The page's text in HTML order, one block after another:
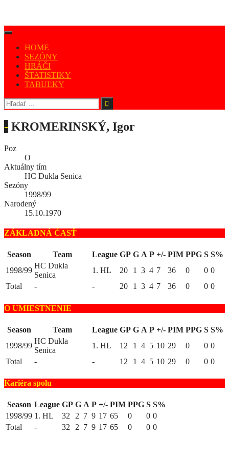
HOME
SEZÓNY
HRÁČI
ŠTATISTIKY
TABUĽKY
- KROMERINSKÝ, Igor
Poz
O
Aktuálny tím
HC Dukla Senica
Sezóny
1998/99
Narodený
15.10.1970
ZÁKLADNÁ ČASŤ
Season Team League GP G A P +/- PIM PPG S S%
1998/99
HC Dukla
Senica
1. HL 20 1 3 4 7 36 0 0 0
Total
- - 20 1 3 4 7 36 0 0 0
O UMIESTNENIE
Season Team League GP G A P +/- PIM PPG S S%
1998/99
HC Dukla
Senica
1. HL 12 1 4 5 10 29 0 0 0
Total
- - 12 1 4 5 10 29 0 0 0
Kariéra spolu
Season League GP G A P +/- PIM PPG S S%
1998/99 1. HL 32 2 7 9 17 65 0 0 0
Total
- 32 2 7 9 17 65 0 0 0